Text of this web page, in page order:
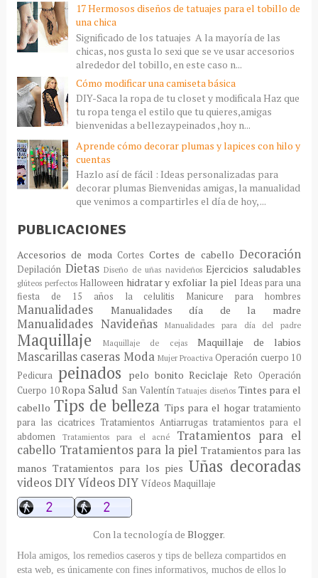
17 Hermosos diseños de tatuajes para el tobillo de
una chica
Significado de los tatuajes A la mayoría de las
chicas, nos gusta lo sexi que se ve usar accesorios
alrededor del tobillo, en este caso n...
Cómo modificar una camiseta básica
DIY-Saca la ropa de tu closet y modificala Haz que
tu ropa tenga el estilo que tu quieres,amigas
bienvenidas a bellezaypeinados ,hoy n...
Aprende cómo decorar plumas y lapices con hilo y
cuentas
Hazlo así de fácil : Ideas personalizadas para
decorar plumas Bienvenidas amigas, la manualidad
que venimos a compartirles el día de hoy, ...
PUBLICACIONES
Accesorios de moda Cortes Cortes de cabello Decoración
Depilación Dietas Diseño de uñas navideños Ejercicios saludables
glúteos perfectos Halloween hidratar y exfoliar la piel Ideas para una
fiesta de 15 años
la celulitis Manicure para hombres
Manualidades Manualidades día de la madre
Manualidades Navideñas Manualidades para día del padre
Maquillaje Maquillaje de cejas Maquillaje de labios
Mascarillas caseras Moda Mujer Proactiva Operación cuerpo 10
Pedicura peinados pelo bonito Reciclaje Reto Operación
Cuerpo 10 Ropa Salud San Valentín Tatuajes diseños Tintes para el
cabello Tips de belleza Tips para el hogar tratamiento
para las cicatrices Tratamientos Antiarrugas tratamientos para el
abdomen
Tratamientos para el acné
Tratamientos para el
cabello Tratamientos para la piel Tratamientos para las
manos Tratamientos para los pies Uñas decoradas
videos DIYVídeos DIY Vídeos Maquillaje
Con la tecnología de Blogger.
Hola amigos, los remedios caseros y tips de belleza compartidos en
esta web, es únicamente con fines informativos, muchos de ellos lo